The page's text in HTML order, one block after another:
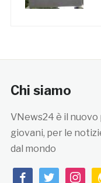
Chi siamo
VNews24 è il
giovani, per le
dal mondo
facebooktwitter